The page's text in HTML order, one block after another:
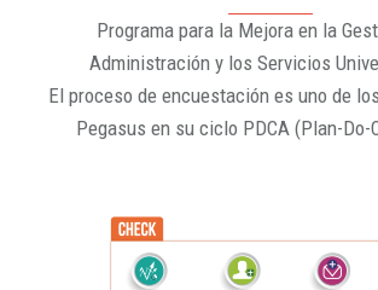
Programa para la Mejora en la
Administración y los Servicios
El proceso de encuestación es uno de
Pegasus en su ciclo PDCA (Plan-Do-